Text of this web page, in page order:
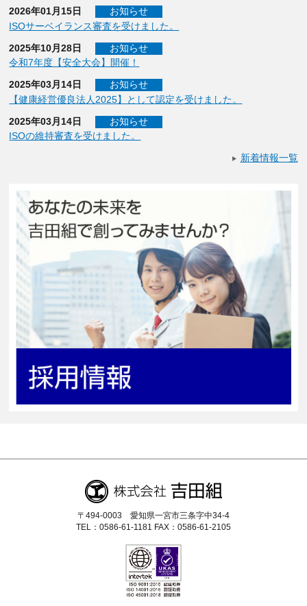
2026年01月15日
お知らせ
ISOサーベイランス審査を受けました。
2025年10月28日
お知らせ
令和7年度【安全大会】開催！
2025年03月14日
お知らせ
【健康経営優良法人2025】として認定を受けました。
2025年03月14日
お知らせ
ISOの維持審査を受けました。
新着情報一覧
〒494-0003 愛知県一宮市三条字中34-4
TEL：0586-61-1181 FAX：0586-61-2105